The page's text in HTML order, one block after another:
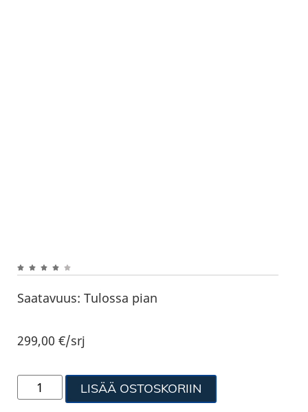
Saatavuus: Tulossa pian
299,00€/srj
LISÄÄ OSTOSKORIIN